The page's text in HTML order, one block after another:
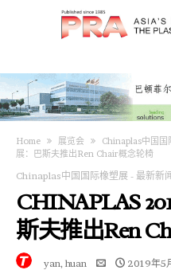
Home 展览会 Chinaplas中国国
展：巴斯夫推出Ren Chair概念轮椅
Chinaplas中国国际橡塑展 - 最新新
CHINAPLAS
斯夫推出Ren
yan, huan 2019年5